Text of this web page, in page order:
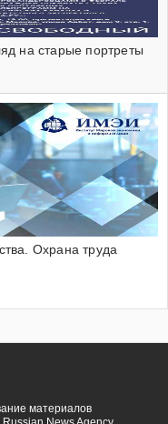
на старые портреты
Охрана труда
материалов